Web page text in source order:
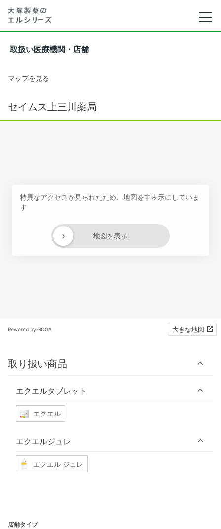
取扱い医療機関・店舗
マップを見る
セイムス上三川薬局
特異なアクセスが見られたため、地図を非表示にしていま
す
地図を表示
›
Powered by GOGA 大きな地図
取り扱い商品
エクエルタブレット
エクエル
エクエルジュレ
エクエル ジュレ
店舗タイプ